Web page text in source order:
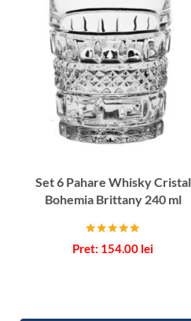
Set 6 Pahare Whisky Cristal
Bohemia Brittany 240 ml
Evaluat la
5.00
154.00 lei